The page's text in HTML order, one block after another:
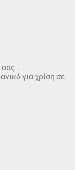
.
για χρίση σε